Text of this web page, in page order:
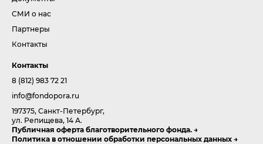
СМИ о нас
Партнеры
Контакты
Контакты
8 (812) 983 72 21
info@fondopora.ru
197375, Санкт-Петербург,
ул. Репищева, 14 А.
Публичная оферта благотворительного фонда.
Политика в отношении обработки персональных данных